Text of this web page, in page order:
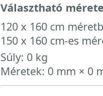
Választható
120 x 160 cm
150 x 160 cm-es
Súly: 0 kg
Méretek: 0 mm × 0